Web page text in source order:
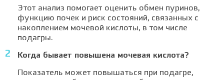
Этот анализ помогает оценить обмен пуринов,
функцию почек и риск состояний, связанных с
накоплением мочевой кислоты, в том числе
подагры.
Когда бывает повышена мочевая кислота?
Показатель может повышаться при подагре,